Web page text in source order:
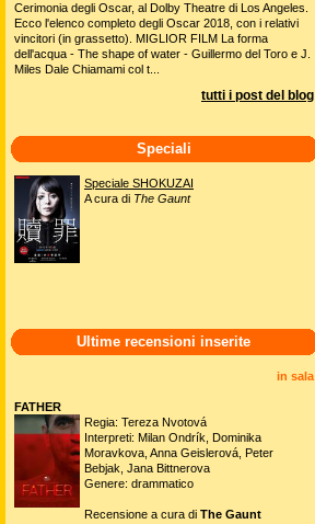
Cerimonia degli Oscar, al Dolby Theatre di Los Angeles.
Ecco l'elenco completo degli Oscar 2018, con i relativi
vincitori (in grassetto). MIGLIOR FILM La forma
dell'acqua - The shape of water - Guillermo del Toro e J.
Miles Dale Chiamami col t...
tutti i post del blog
Speciali
Speciale SHOKUZAI
A cura di The Gaunt
Ultime recensioni inserite
in sala
FATHER
Regia: Tereza Nvotová
Interpreti: Milan Ondrík, Dominika
Moravkova, Anna Geislerová, Peter
Bebjak, Jana Bittnerova
Genere: drammatico
Recensione a cura di The Gaunt